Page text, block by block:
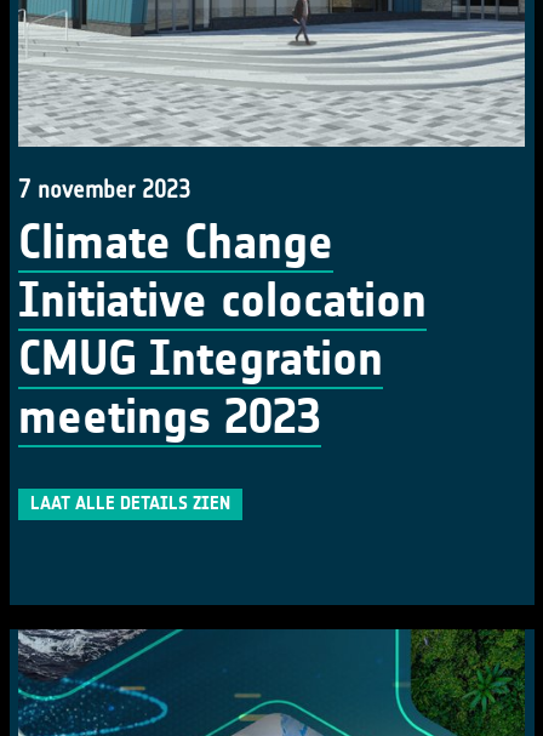
7 november 2023
Climate Change
Initiative colocation
CMUG Integration
meetings 2023
LAAT ALLE DETAILS ZIEN